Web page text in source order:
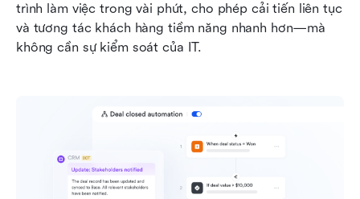
trình làm việc trong vài phút, cho phép cải tiến liên tục
và tương tác khách hàng tiềm năng nhanh hơn—mà
không cần sự kiểm soát của IT.